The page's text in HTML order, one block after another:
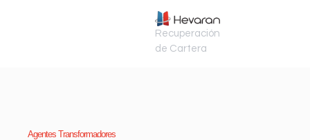
Recuperación
de Cartera
Agentes Transformadores